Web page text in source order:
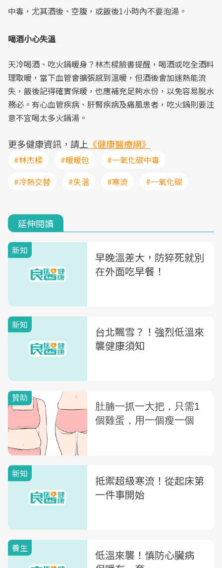
中毒，尤其酒後、空腹，或飯後1小時內不要泡湯。
喝酒小心失溫
天冷喝酒、吃火鍋暖身？林杰樑臉書提醒，喝酒或吃全酒料
理取暖，當下血管會擴張感到溫暖，但酒後會加速熱能流
失，飯後記得確實保暖，也應補充足夠水份，以免容易脫水
務必。有心血管疾病、肝腎疾病及痛風患者，吃火鍋則要注
意不宜喝太多火鍋湯。
更多健康資訊，請上 《健康醫療網》
#林杰樑 #暖暖包
#一氧化碳中毒
#冷熱交替
#失溫 #寒流 #一氧化碳
延伸閱讀
新知
早晚溫差大，防猝死就別
在外面吃早餐！
新知
台北飄雪？！強烈低溫來
襲健康須知
新知
抵禦超級寒流！從起床第
一件事開始
養生
低溫來襲！慎防心臟病